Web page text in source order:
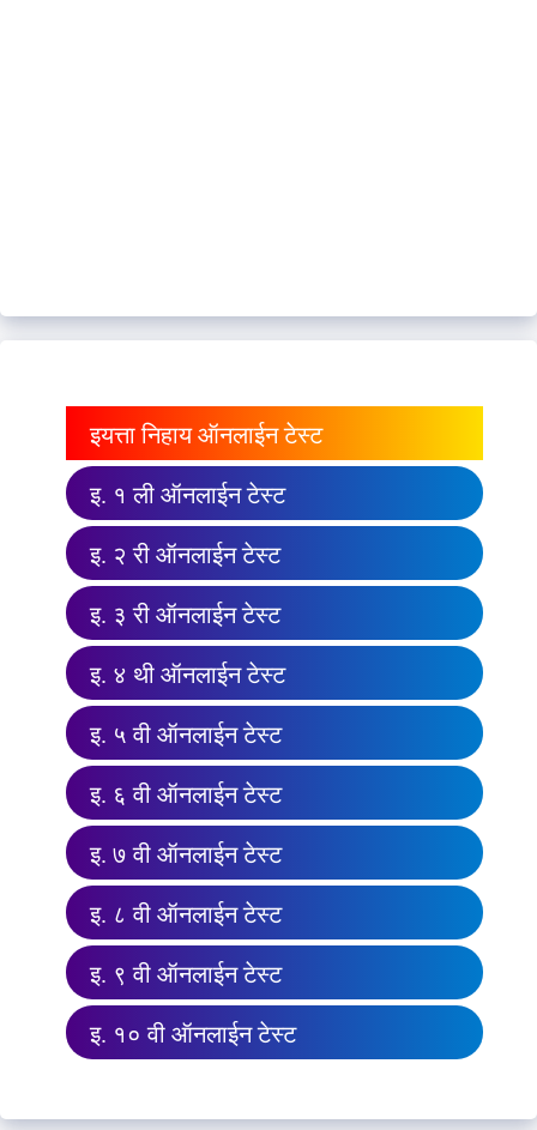
इयत्ता निहाय ऑनलाईन टेस्ट
इ. १ ली ऑनलाईन टेस्ट
इ. २ री ऑनलाईन टेस्ट
इ. ३ री ऑनलाईन टेस्ट
इ. ४ थी ऑनलाईन टेस्ट
इ. ५ वी ऑनलाईन टेस्ट
इ. ६ वी ऑनलाईन टेस्ट
इ. ७ वी ऑनलाईन टेस्ट
इ. ८ वी ऑनलाईन टेस्ट
इ. ९ वी ऑनलाईन टेस्ट
इ. १० वी ऑनलाईन टेस्ट